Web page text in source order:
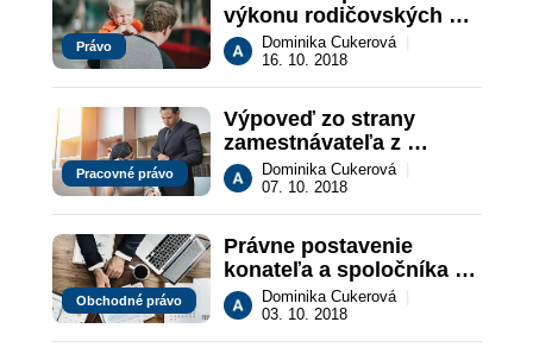
Právo
výkonu rodičovských
práv a povinností k
maloletým deťom
Dominika Cukerová
16. 10. 2018
Pracovné právo
Výpoveď zo strany
zamestnávateľa z
dôvodu neuspokojivého
plnenia pracovných úloh
Dominika Cukerová
07. 10. 2018
Obchodné právo
Právne postavenie
konateľa a spoločníka
pri prevzatí ručenia za
záväzky obchodnej
spoločnosti
Dominika Cukerová
03. 10. 2018